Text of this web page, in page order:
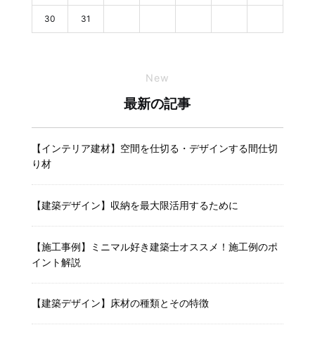
30 31
New
最新の記事
【インテリア建材】空間を仕切る・デザインする間仕切
り材
【建築デザイン】収納を最大限活用するために
【施工事例】ミニマル好き建築士オススメ！施工例のポ
イント解説
【建築デザイン】床材の種類とその特徴